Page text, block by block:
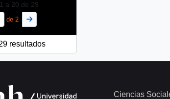
1 a 20 de 29
de 2
resultados
Ciencias